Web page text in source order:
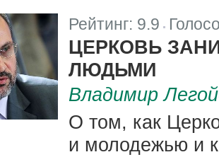
Рейтинг: 9.9
ЦЕРКОВЬ
ЛЮДЬМИ
Владимир
О том, как
и молодежью и